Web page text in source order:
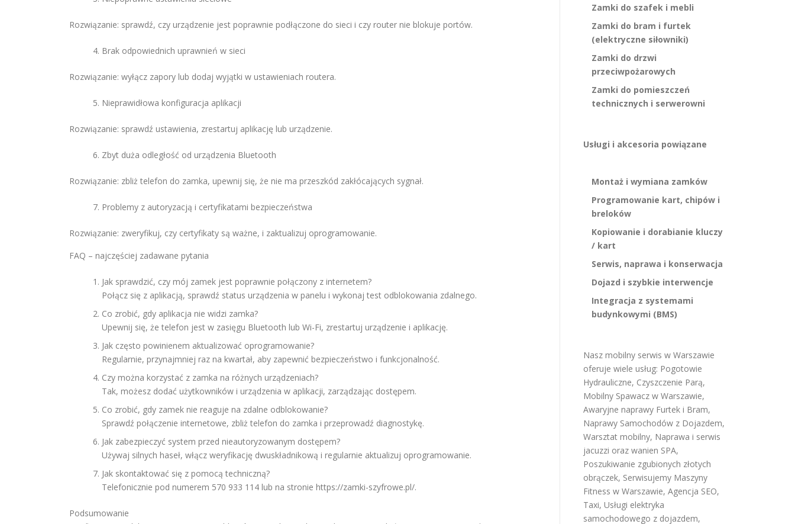
Rozwiązanie: sprawdź, czy urządzenie jest poprawnie podłączone do sieci i czy router nie blokuje portów.
Brak odpowiednich uprawnień w sieci
Rozwiązanie: wyłącz zapory lub dodaj wyjątki w ustawieniach routera.
Nieprawidłowa konfiguracja aplikacji
Rozwiązanie: sprawdź ustawienia, zrestartuj aplikację lub urządzenie.
Zbyt duża odległość od urządzenia Bluetooth
Rozwiązanie: zbliż telefon do zamka, upewnij się, że nie ma przeszkód zakłócających sygnał.
Problemy z autoryzacją i certyfikatami bezpieczeństwa
Rozwiązanie: zweryfikuj, czy certyfikaty są ważne, i zaktualizuj oprogramowanie.
FAQ – najczęściej zadawane pytania
Jak sprawdzić, czy mój zamek jest poprawnie połączony z internetem?
Połącz się z aplikacją, sprawdź status urządzenia w panelu i wykonaj test odblokowania zdalnego.
Co zrobić, gdy aplikacja nie widzi zamka?
Upewnij się, że telefon jest w zasięgu Bluetooth lub Wi-Fi, zrestartuj urządzenie i aplikację.
Jak często powinienem aktualizować oprogramowanie?
Regularnie, przynajmniej raz na kwartał, aby zapewnić bezpieczeństwo i funkcjonalność.
Czy można korzystać z zamka na różnych urządzeniach?
Tak, możesz dodać użytkowników i urządzenia w aplikacji, zarządzając dostępem.
Co zrobić, gdy zamek nie reaguje na zdalne odblokowanie?
Sprawdź połączenie internetowe, zbliż telefon do zamka i przeprowadź diagnostykę.
Jak zabezpieczyć system przed nieautoryzowanym dostępem?
Używaj silnych haseł, włącz weryfikację dwuskładnikową i regularnie aktualizuj oprogramowanie.
Jak skontaktować się z pomocą techniczną?
Telefonicznie pod numerem 570 933 114 lub na stronie https://zamki-szyfrowe.pl/.
Podsumowanie
Zamki do szafek i mebli
Zamki do bram i furtek
(elektryczne siłowniki)
Zamki do drzwi
przeciwpożarowych
Zamki do pomieszczeń
technicznych i serwerowni
Usługi i akcesoria powiązane
Montaż i wymiana zamków
Programowanie kart, chipów i
breloków
Kopiowanie i dorabianie kluczy
/ kart
Serwis, naprawa i konserwacja
Dojazd i szybkie interwencje
Integracja z systemami
budynkowymi (BMS)
Nasz mobilny serwis w Warszawie
oferuje wiele usług: Pogotowie
Hydrauliczne, Czyszczenie Parą,
Mobilny Spawacz w Warszawie,
Awaryjne naprawy Furtek i Bram,
Naprawy Samochodów z Dojazdem,
Warsztat mobilny, Naprawa i serwis
jacuzzi oraz wanien SPA,
Poszukiwanie zgubionych złotych
obrączek, Serwisujemy Maszyny
Fitness w Warszawie, Agencja SEO,
Taxi, Usługi elektryka
samochodowego z dojazdem,